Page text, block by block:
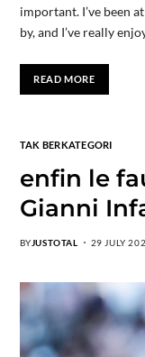
important. I’ve been
by, and I’ve really
READ MORE
TAK BERKATEGORI
enfin le
Gianni
BY JUSTOTAL 29 JULY